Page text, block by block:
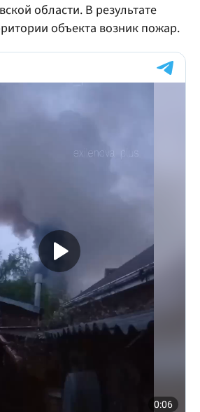
области. В результате
объекта возник пожар.